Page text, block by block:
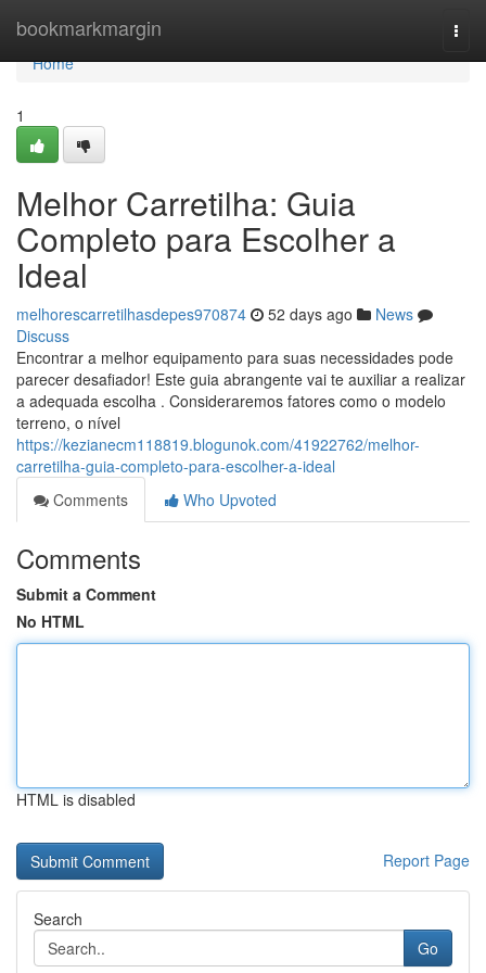
bookmarkmargin
Home
Home
1
Melhor Carretilha: Guia
Completo para Escolher a
Ideal
melhorescarretilhasdepes970874 52 days ago
News
Discuss
Encontrar a melhor equipamento para suas necessidades pode
parecer desafiador! Este guia abrangente vai te auxiliar a realizar
a adequada escolha . Consideraremos fatores como o modelo
terreno, o nível
https://kezianecm118819.blogunok.com/41922762/melhor-
carretilha-guia-completo-para-escolher-a-ideal
Comments
Who Upvoted
Comments
Submit a Comment
No HTML
HTML is disabled
Report Page
Search
Go